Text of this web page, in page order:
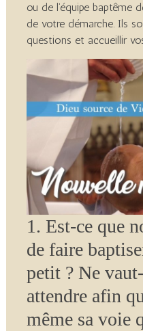
ou de l’équipe baptême
de votre démarche. Ils
questions et accueillir
1. Est-ce que
de faire
petit ? Ne
attendre afin
même sa voie